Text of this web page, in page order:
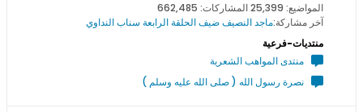
المواضيع: 25,399 المشاركات: 662,485
آخر مشاركة:ماجد النصيف ضيف الحلقة الرابعة سناب النداوي
منتديات-فرعية
منتدى المواهب الشعرية
نصرة رسول الله ( صلى الله عليه وسلم )